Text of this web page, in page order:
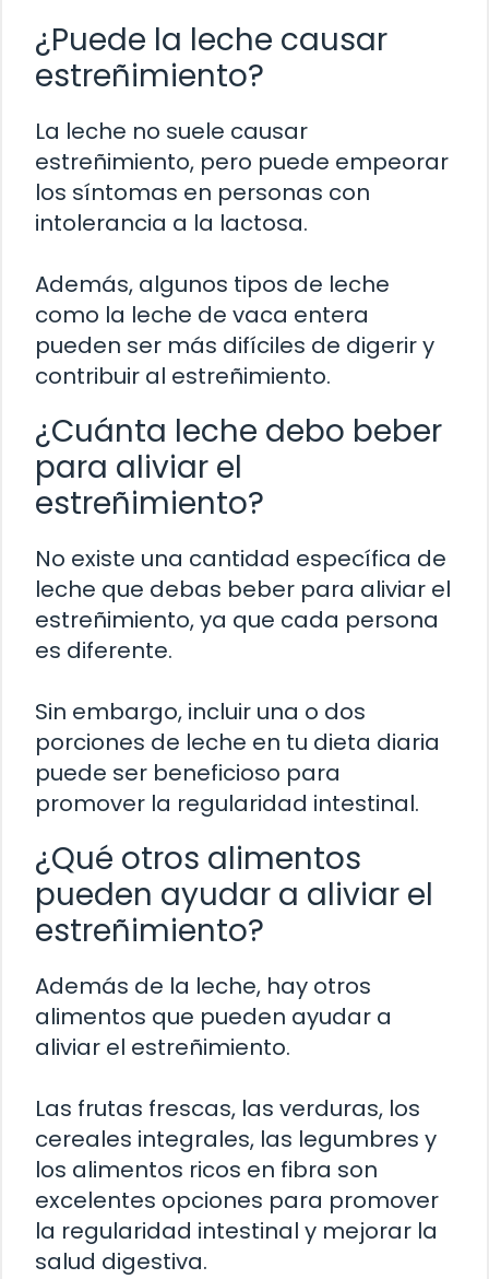
¿Puede la leche causar
estreñimiento?
La leche no suele causar
estreñimiento, pero puede empeorar
los síntomas en personas con
intolerancia a la lactosa.
Además, algunos tipos de leche
como la leche de vaca entera
pueden ser más difíciles de digerir y
contribuir al estreñimiento.
¿Cuánta leche debo beber
para aliviar el
estreñimiento?
No existe una cantidad específica de
leche que debas beber para aliviar el
estreñimiento, ya que cada persona
es diferente.
Sin embargo, incluir una o dos
porciones de leche en tu dieta diaria
puede ser beneficioso para
promover la regularidad intestinal.
¿Qué otros alimentos
pueden ayudar a aliviar el
estreñimiento?
Además de la leche, hay otros
alimentos que pueden ayudar a
aliviar el estreñimiento.
Las frutas frescas, las verduras, los
cereales integrales, las legumbres y
los alimentos ricos en fibra son
excelentes opciones para promover
la regularidad intestinal y mejorar la
salud digestiva.